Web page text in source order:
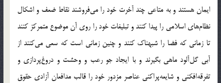
ايمان هستند و به متاعى چند آخرت خود را مى‌فروشند نقاط ضعف و اشکال
نظام‌هاى اسلامى را پيدا کنند و تبليغات خود را روى آن موضوع متمرکز کنند
تا زمانى که فضا را شبهناک کنند و چنين زمانى است که سعى مى‌کنند از
آبى گل‌آلود ماهى بگيرند و با ايجاد جو رعب و وحشت و دروغ‌پردازى و
تفرقه‌افکنى و شايعه‌پراکنى عناصر مزدور خود را قالب مدافعان آزادى حقوق